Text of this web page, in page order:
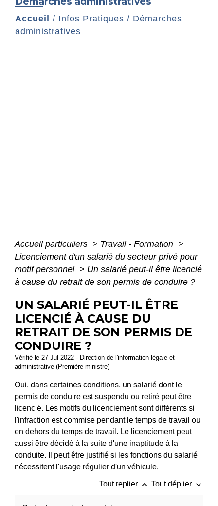
Accueil / Infos Pratiques / Démarches
administratives
Accueil particuliers > Travail - Formation >
Licenciement d'un salarié du secteur privé pour
motif personnel > Un salarié peut-il être licencié
à cause du retrait de son permis de conduire ?
UN SALARIÉ PEUT-IL ÊTRE
LICENCIÉ À CAUSE DU
RETRAIT DE SON PERMIS DE
CONDUIRE ?
Vérifié le 27 Jul 2022 - Direction de l'information légale et
administrative (Première ministre)
Oui, dans certaines conditions, un salarié dont le
permis de conduire est suspendu ou retiré peut être
licencié. Les motifs du licenciement sont différents si
l'infraction est commise pendant le temps de travail ou
en dehors du temps de travail. Le licenciement peut
aussi être décidé à la suite d'une inaptitude à la
conduite. Il peut être justifié si les fonctions du salarié
nécessitent l'usage régulier d'un véhicule.
Tout replier keyboard_arrow_up Tout déplier keyboard_arrow_down